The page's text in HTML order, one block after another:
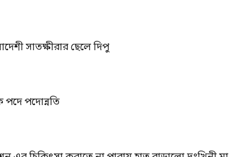
সাতক্ষীরার ছেলে দিপু
পদে পদোন্নতি